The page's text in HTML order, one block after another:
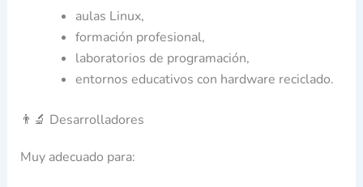
aulas Linux,
formación profesional,
laboratorios de programación,
entornos educativos con hardware reciclado.
👨‍🔬 Desarrolladores
Muy adecuado para: